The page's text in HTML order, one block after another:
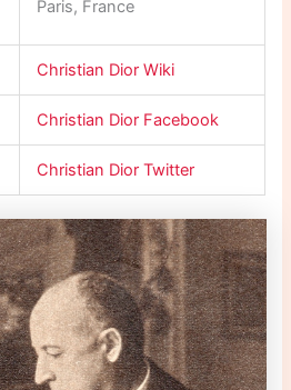
Paris, France
Christian Dior Wiki
Christian Dior Facebook
Christian Dior Twitter